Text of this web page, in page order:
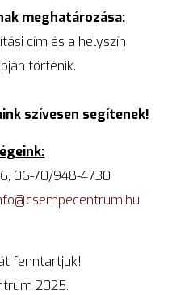
meghatározása:
cím és a helyszín
történik.
szívesen segítenek!
06-70/948-4730
fenntartjuk!
2025.